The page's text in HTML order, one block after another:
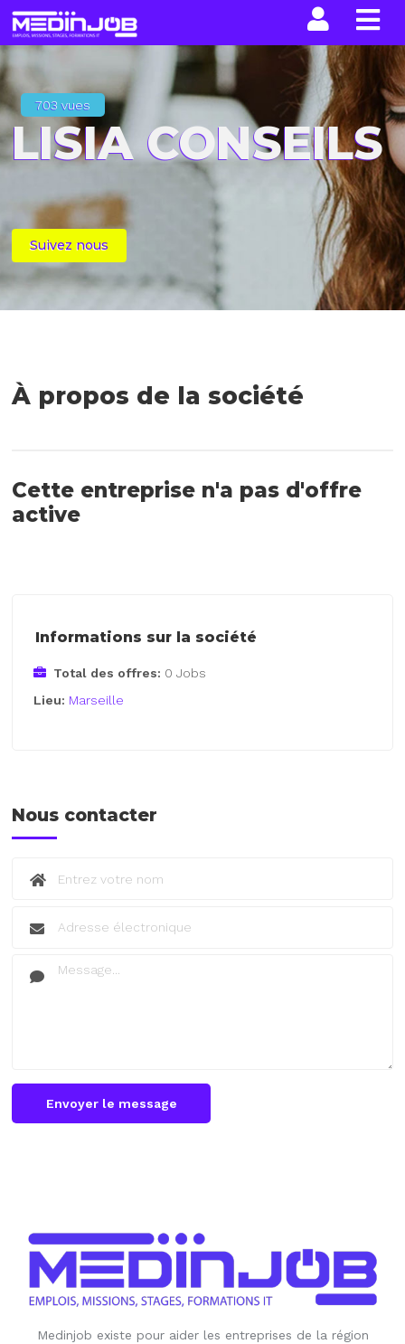
703 vues
LISIA CONSEILS
Suivez nous
À propos de la société
Cette entreprise n'a pas d'offre
active
Informations sur la société
Total des offres: 0 Jobs
Lieu: Marseille
Nous contacter
Envoyer le message
Medinjob existe pour aider les entreprises de la région